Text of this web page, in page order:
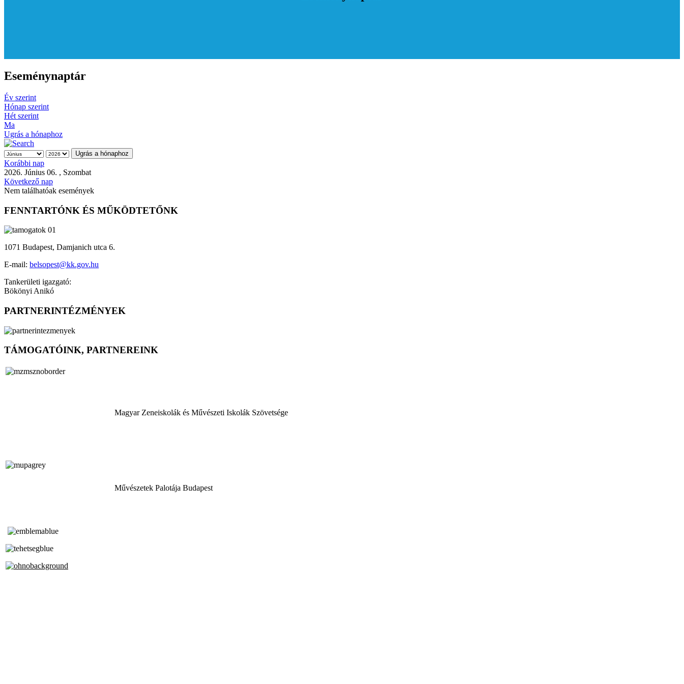
Eseménynaptár
Év szerint
Hónap szerint
Hét szerint
Ma
Ugrás a hónaphoz
Ugrás a hónaphoz
Korábbi nap
2026. Június 06. , Szombat
Következő nap
Nem találhatóak események
FENNTARTÓNK ÉS MŰKÖDTETŐNK
1071 Budapest, Damjanich utca 6.
E-mail: belsopest@kk.gov.hu
Tankerületi igazgató:
Bökönyi Anikó
PARTNERINTÉZMÉNYEK
TÁMOGATÓINK, PARTNEREINK
Magyar Zeneiskolák és Művészeti Iskolák Szövetsége
Művészetek Palotája Budapest